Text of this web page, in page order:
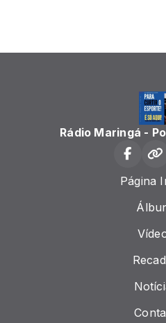
Rádio Maringá -
Página